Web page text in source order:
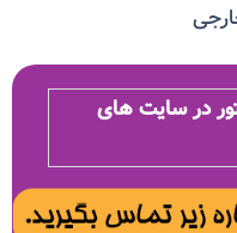
در سایت های